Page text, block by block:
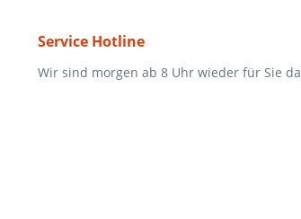
Service Hotline
Wir sind morgen ab 8 Uhr wieder für Sie da